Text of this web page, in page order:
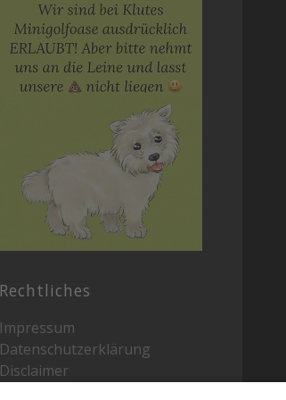
Rechtliches
Impressum
Datenschutzerklärung
Disclaimer